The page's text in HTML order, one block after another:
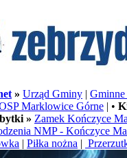
» Urząd Gminy |
Marklowice Górne | •
» Zamek Kończyce
NMP - Kończyce
| Piłka nożna |